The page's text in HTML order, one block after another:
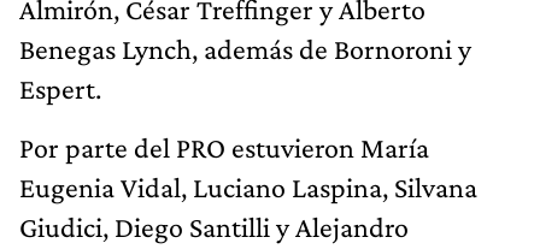
Almirón, César Treffinger y Alberto
Benegas Lynch, además de Bornoroni y
Espert.
Por parte del PRO estuvieron María
Eugenia Vidal, Luciano Laspina, Silvana
Giudici, Diego Santilli y Alejandro